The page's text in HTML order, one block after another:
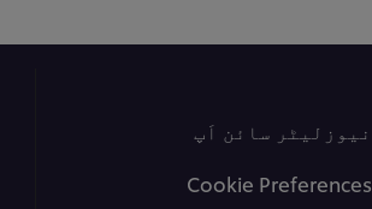
نیوزلیٹر سائن اَپ
Cookie Preferences